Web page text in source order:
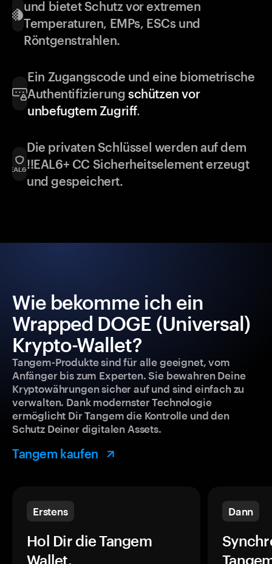
und bietet Schutz vor extremen
Temperaturen, EMPs, ESCs und
Röntgenstrahlen.
Ein Zugangscode und eine biometrische
Authentifizierung schützen vor
unbefugtem Zugriff.
Die privaten Schlüssel werden auf dem
!!EAL6+ CC Sicherheitselement erzeugt
und gespeichert.
Wie bekomme ich ein
Wrapped DOGE (Universal)
Krypto-Wallet?
Tangem-Produkte sind für alle geeignet, vom
Anfänger bis zum Experten. Sie bewahren Deine
Kryptowährungen sicher auf und sind einfach zu
verwalten. Dank modernster Technologie
ermöglicht Dir Tangem die Kontrolle und den
Schutz Deiner digitalen Assets.
Tangem kaufen
Erstens
Hol Dir die Tangem
Wallet.
Dann